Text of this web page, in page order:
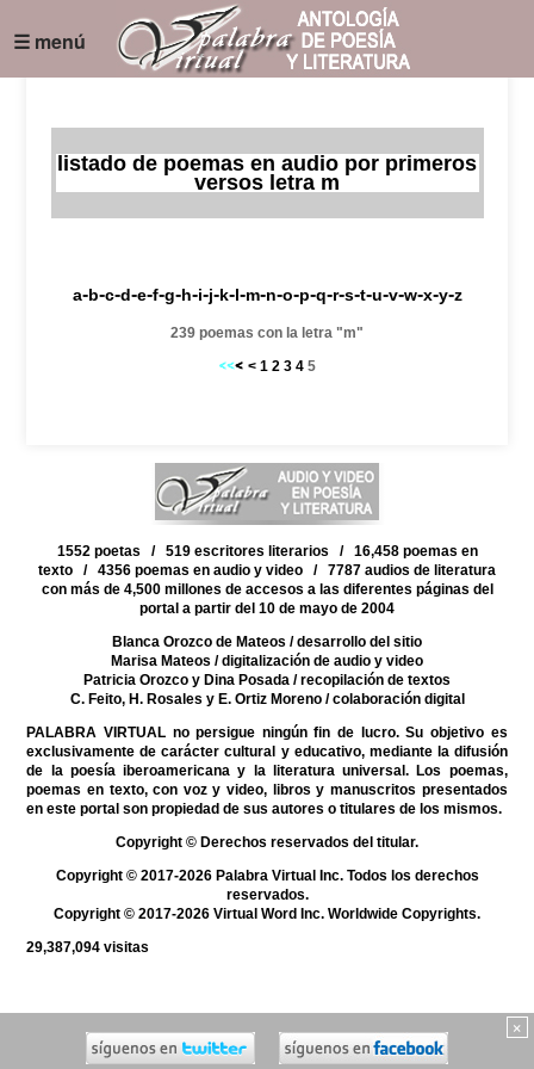
☰ menú
listado de poemas en audio por primeros
versos letra m
a-b-c-d-e-f-g-h-i-j-k-l-m-n-o-p-q-r-s-t-u-v-w-x-y-z
239 poemas con la letra "m"
< 1 2 3 4 5
×
1552 poetas / 519 escritores literarios / 16,458 poemas en
texto / 4356 poemas en audio y video / 7787 audios de literatura
con más de 4,500 millones de accesos a las diferentes páginas del
portal a partir del 10 de mayo de 2004
Blanca Orozco de Mateos / desarrollo del sitio
Marisa Mateos / digitalización de audio y video
Patricia Orozco y Dina Posada / recopilación de textos
C. Feito, H. Rosales y E. Ortiz Moreno/ colaboración digital
PALABRA VIRTUAL no persigue ningún fin de lucro. Su objetivo es
exclusivamente de carácter cultural y educativo, mediante la difusión
de la poesía iberoamericana y la literatura universal. Los poemas,
poemas en texto, con voz y video, libros y manuscritos presentados
en este portal son propiedad de sus autores o titulares de los mismos.
Copyright © Derechos reservados del titular.
Copyright © 2017-2026 Palabra Virtual Inc. Todos los derechos
reservados.
Copyright © 2017-2026 Virtual Word Inc. Worldwide Copyrights.
29,387,094 visitas